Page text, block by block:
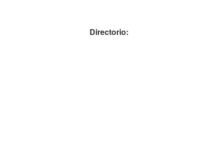
Directorio: